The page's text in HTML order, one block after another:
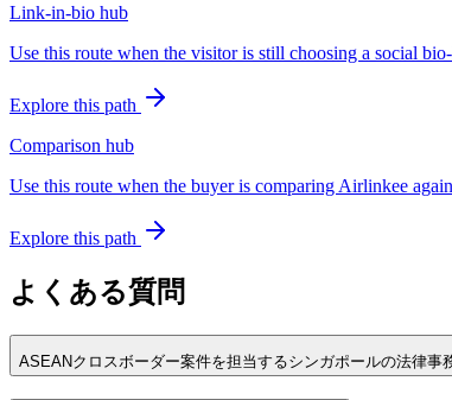
Link-in-bio hub
Use this route when the visitor is still choosing a social
Explore this path
Comparison hub
Use this route when the buyer is comparing Airlinkee
Explore this path
よくある質問
ASEANクロスボーダー案件を担当するシンガポールの法律事